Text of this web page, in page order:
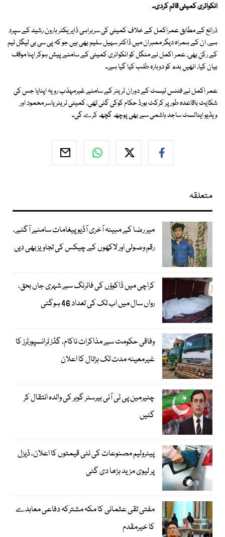
انکوائری کمیٹی قائم کردی۔
ذرائع کے مطابق عمراکمل کے خلاف کمیٹی کی سربراہی ڈایریکٹر ہارون رشید کے سپرد
ہے، ان کے ہمراہ دیگر ممبران میں ڈاکٹر سہیل سلیم بھی ہیں جو کہ پی سی بی لیگل ٹیم
کے رکن بھی، عمر اکمل نے منگل کو انکوائری کمیٹی کے سامنے پیش ہوکر اپنا موقف
بیان کیا، انھیں بدھ کو دوبارہ طلب کیا گیا ہے۔
عمر اکمل نے فٹنس ٹیسٹ کے دوران ٹرینر کے سامنے غیرمہذب رویہ اپنایا جس کی
شکایت باقاعدہ طورپر کرکٹ بورڈ حکام کوکی گئی تھی، کمیٹی ٹرینر یاسر محمود اور
ویڈیو اینالسٹ ساجد ہاشمی سے بھی پوچھ گچھ کرے گی۔
متعلقہ
میر رضا کے مبینہ آخری آڈیو پیغامات سامنے آگئے،
رقم وصولی اور لاکھوں کے چیکس کی تجاویز بھی دیں
کراچی میں ڈاکوؤں کی فائرنگ سے شہری جاں بحق،
رواں سال میں اب تک کی تعداد 46 ہوگئی
وفاقی حکومت سے مذاکرات ناکام، گڈز ٹرانسپورٹرز کا
غیرمعینہ مدت تک ہڑتال کا اعلان
چئیرمین پی ٹی آئی بیرسٹر گوہر کی والدہ انتقال کر
گئیں
پیٹرولیم مصنوعات کی نئی قیمتوں کا اعلان، ڈیزل
پر لیوی مزید بڑھا دی گئی
مفتی تقی عثمانی کا مکہ مشترکہ دفاعی معاہدے
کا خیرمقدم